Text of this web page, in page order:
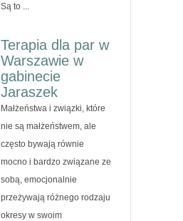
Są to ...
Terapia dla par w
Warszawie w
gabinecie
Jaraszek
Małżeństwa i związki, które
nie są małżeństwem, ale
często bywają równie
mocno i bardzo związane ze
sobą, emocjonalnie
przeżywają różnego rodzaju
okresy w swoim